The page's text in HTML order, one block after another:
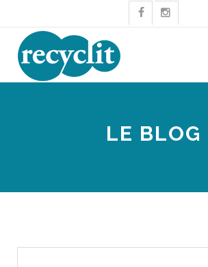
LE BLOG